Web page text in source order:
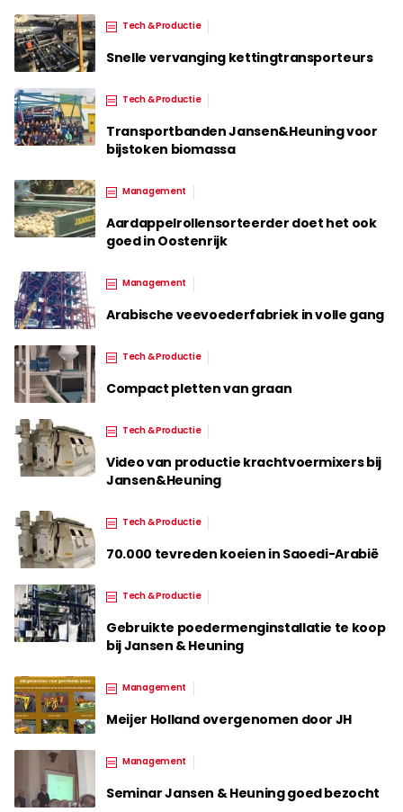
Tech & Productie
Snelle vervanging kettingtransporteurs
Tech & Productie
Transportbanden Jansen&Heuning voor
bijstoken biomassa
Management
Aardappelrollensorteerder doet het ook
goed in Oostenrijk
Management
Arabische veevoederfabriek in volle gang
Tech & Productie
Compact pletten van graan
Tech & Productie
Video van productie krachtvoermixers bij
Jansen&Heuning
Tech & Productie
70.000 tevreden koeien in Saoedi-Arabië
Tech & Productie
Gebruikte poedermenginstallatie te koop
bij Jansen & Heuning
Management
Meijer Holland overgenomen door JH
Management
Seminar Jansen & Heuning goed bezocht